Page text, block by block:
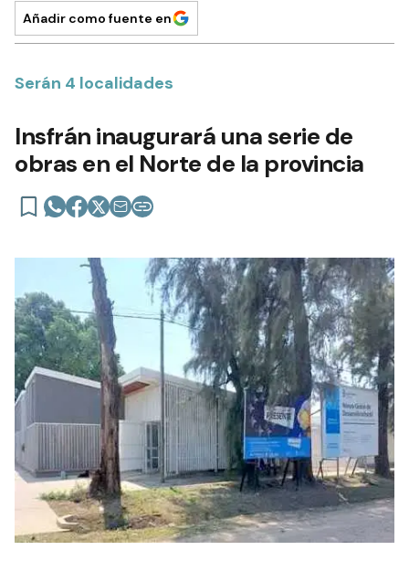
Añadir como fuente en
Serán 4 localidades
Insfrán inaugurará una serie de
obras en el Norte de la provincia